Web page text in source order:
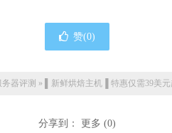
赞(0)
务器评测 » ▌新鲜烘焙主机▐ 特惠仅需39美
分享到： 更多 (0)